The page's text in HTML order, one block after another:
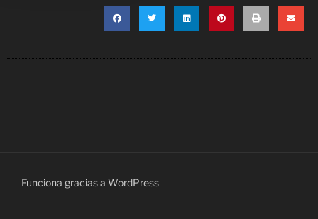
Funciona gracias a WordPress